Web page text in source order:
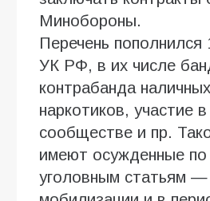
Минобороны.
Перечень пополнился
УК РФ, в их числе
контрабанда
наркотиков, участие
сообществе и пр.
имеют осужденные
уголовным статьям